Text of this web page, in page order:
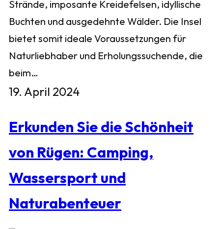
Strände, imposante Kreidefelsen, idyllische
Buchten und ausgedehnte Wälder. Die Insel
bietet somit ideale Voraussetzungen für
Naturliebhaber und Erholungssuchende, die
beim…
19. April 2024
Erkunden Sie die Schönheit
von Rügen: Camping,
Wassersport und
Naturabenteuer